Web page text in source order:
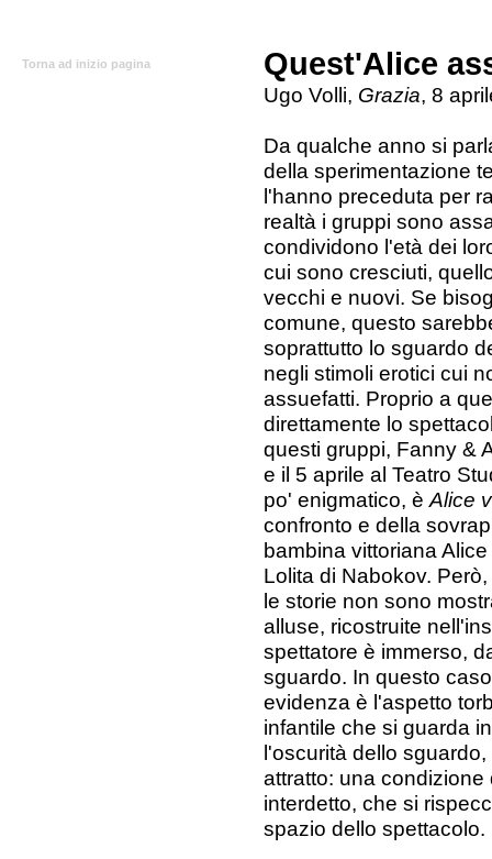
Torna ad inizio pagina Quest'Alice
Ugo Volli, Grazia, 8
Da qualche anno si
della sperimentazione
l'hanno preceduta per
realtà i gruppi sono
condividono l'età dei
cui sono cresciuti,
vecchi e nuovi. Se
comune, questo
soprattutto lo sguardo
negli stimoli erotici cui
assuefatti. Proprio a
direttamente lo
questi gruppi, Fanny &
e il 5 aprile al Teatro
po' enigmatico, è Alice
confronto e della
bambina vittoriana
Lolita di Nabokov.
le storie non sono
alluse, ricostruite
spettatore è immerso,
sguardo. In questo
evidenza è l'aspetto
infantile che si guarda
l'oscurità dello
attratto: una
interdetto, che si
spazio dello spettacolo.